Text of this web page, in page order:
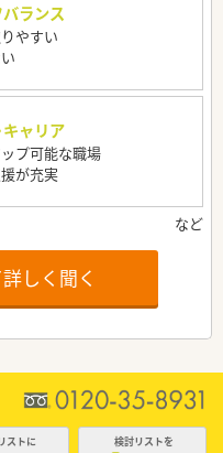
ランス
やすい
キャリア
プ可能な職場
が充実
しく聞く
ストに 検討リストを